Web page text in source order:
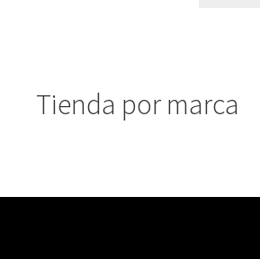
Tienda por marca